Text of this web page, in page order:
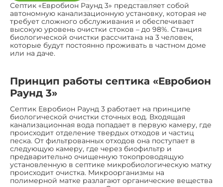
Септик «Евробион Раунд 3» представляет собой
автономную канализационную установку, которая не
требует сложного обслуживания и обеспечивает
высокую уровень очистки стоков – до 98%. Станция
биологической очистки рассчитана на 3 человек,
которые будут постоянно проживать в частном доме
или на даче.
Принцип работы септика «Евробион
Раунд 3»
Септик Евробион Раунд 3 работает на принципе
биологической очистки сточных вод. Входящая
канализационная вода попадает в первую камеру, где
происходит отделение твердых отходов и частиц
песка. От фильтрованных отходов она поступает в
следующую камеру, где через биофильтр и
предварительно очищенную токопроводящую
установленную в септике микробиологическую матку
происходит очистка. Микроорганизмы на
полимерной матке разлагают органические вещества